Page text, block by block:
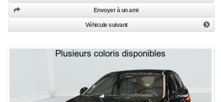
Envoyer à un ami
Véhicule suivant